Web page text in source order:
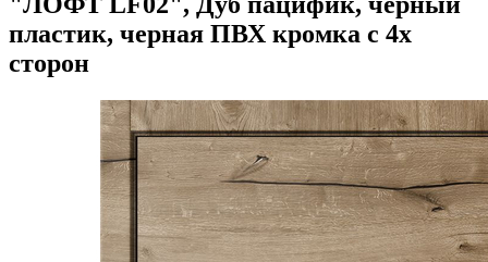
пластик, черная ПВХ кромка с 4х
сторон